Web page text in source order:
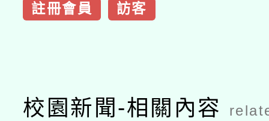
註冊會員 訪客
校園新聞-相關內容